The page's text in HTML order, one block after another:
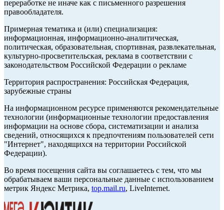
переработке не иначе как с письменного разрешения
правообладателя.
Примерная тематика и (или) специализация:
информационная, информационно-аналитическая,
политическая, образовательная, спортивная, развлекательная,
культурно-просветительская, реклама в соответствии с
законодательством Российской Федерации о рекламе
Территория распространения: Российская Федерация,
зарубежные страны
На информационном ресурсе применяются рекомендательные
технологии (информационные технологии предоставления
информации на основе сбора, систематизации и анализа
сведений, относящихся к предпочтениям пользователей сети
"Интернет", находящихся на территории Российской
Федерации).
Во время посещения сайта вы соглашаетесь с тем, что мы
обрабатываем ваши персональные данные с использованием
метрик Яндекс Метрика, top.mail.ru, LiveInternet.